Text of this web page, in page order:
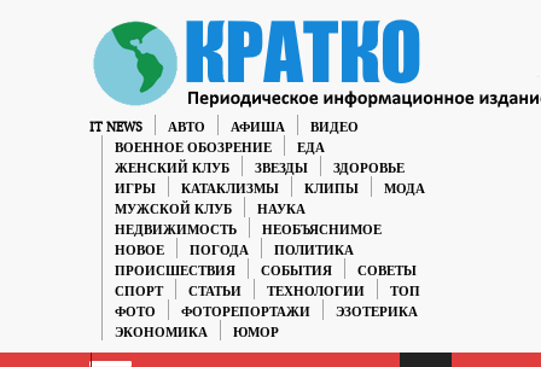
IT NEWS АВТО АФИША
ВИДЕО
ВОЕННОЕ ОБОЗРЕНИЕ
ЕДА
ЖЕНСКИЙ КЛУБ
ЗВЕЗДЫ
ЗДОРОВЬЕ
ИГРЫ
КАТАКЛИЗМЫ КЛИПЫ
МОДА
МУЖСКОЙ КЛУБ
НАУКА
НЕДВИЖИМОСТЬ
НЕОБЪЯСНИМОЕ
НОВОЕ
ПОГОДА
ПОЛИТИКА
ПРОИСШЕСТВИЯ
СОБЫТИЯ
СОВЕТЫ
СПОРТ
СТАТЬИ ТЕХНОЛОГИИ
ТОП
ФОТО
ФОТОРЕПОРТАЖИ
ЭЗОТЕРИКА
ЭКОНОМИКА
ЮМОР